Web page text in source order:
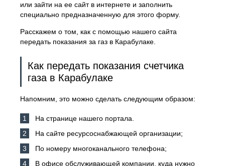
или зайти на ее сайт в интернете и заполнить
специально предназначенную для этого форму.
Расскажем о том, как с помощью нашего сайта
передать показания за газ в Карабулаке.
Как передать показания счетчика
газа в Карабулаке
Напомним, это можно сделать следующим образом:
На странице нашего портала.
На сайте ресурсоснабжающей организации;
По номеру многоканального телефона;
В офисе обслуживающей компании, куда нужно